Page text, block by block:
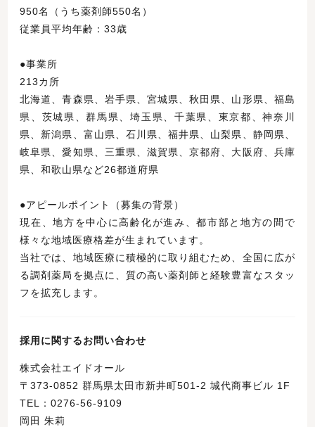
950名（うち薬剤師550名）
従業員平均年齢：33歳
●事業所
213カ所
北海道、青森県、岩手県、宮城県、秋田県、山形県、福島
県、茨城県、群馬県、埼玉県、千葉県、東京都、神奈川
県、新潟県、富山県、石川県、福井県、山梨県、静岡県、
岐阜県、愛知県、三重県、滋賀県、京都府、大阪府、兵庫
県、和歌山県など26都道府県
●アピールポイント（募集の背景）
現在、地方を中心に高齢化が進み、都市部と地方の間で
様々な地域医療格差が生まれています。
当社では、地域医療に積極的に取り組むため、全国に広が
る調剤薬局を拠点に、質の高い薬剤師と経験豊富なスタッ
フを拡充します。
採用に関するお問い合わせ
株式会社エイドオール
〒373-0852 群馬県太田市新井町501-2 城代商事ビル 1F
TEL：0276-56-9109
岡田 朱莉